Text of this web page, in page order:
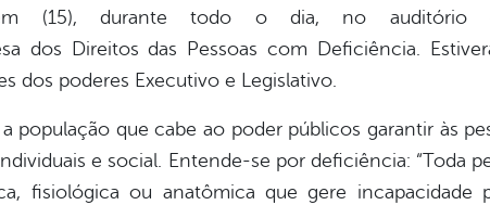
(15), durante todo o dia, no auditório
dos Direitos das Pessoas com Deficiência.
dos poderes Executivo e Legislativo.
população que cabe ao poder públicos garantir às
e social. Entende-se por deficiência: “Toda
fisiológica ou anatômica que gere incapacidade